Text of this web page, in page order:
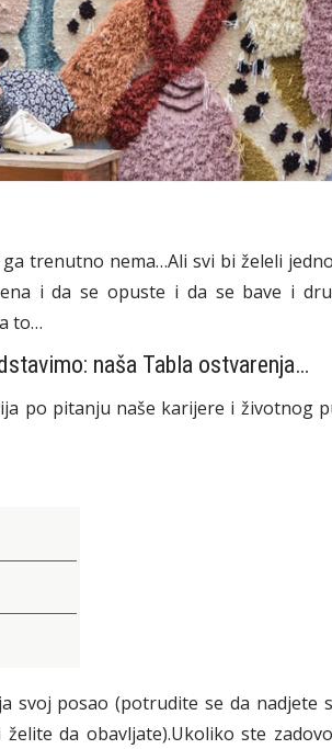
trenutno nema…Ali svi bi želeli
i da se opuste i da se bave i
to…
naša Tabla ostvarenja…
po pitanju naše karijere i životnog
svoj posao (potrudite se da nadjete
da obavljate).Ukoliko ste